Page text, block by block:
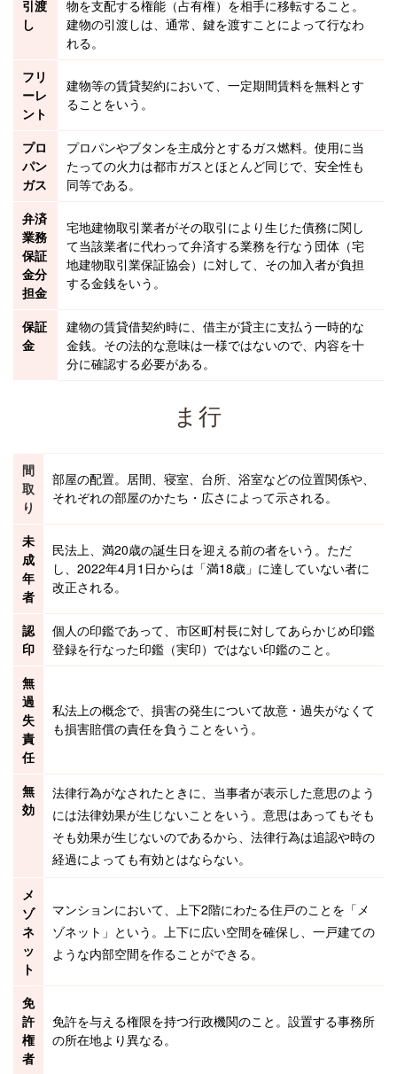
引渡
し
物を支配する権能（占有権）を相手に移転すること。
建物の引渡しは、通常、鍵を渡すことによって行なわ
れる。
フリ
ーレ
ント
建物等の賃貸契約において、一定期間賃料を無料とす
ることをいう。
プロ
パン
ガス
プロパンやブタンを主成分とするガス燃料。使用に当
たっての火力は都市ガスとほとんど同じで、安全性も
同等である。
弁済
業務
保証
金分
担金
宅地建物取引業者がその取引により生じた債務に関し
て当該業者に代わって弁済する業務を行なう団体（宅
地建物取引業保証協会）に対して、その加入者が負担
する金銭をいう。
保証
金
建物の賃貸借契約時に、借主が貸主に支払う一時的な
金銭。その法的な意味は一様ではないので、内容を十
分に確認する必要がある。
ま行
間
取
り
部屋の配置。居間、寝室、台所、浴室などの位置関係や、
それぞれの部屋のかたち・広さによって示される。
未
成
年
者
民法上、満20歳の誕生日を迎える前の者をいう。ただ
し、2022年4月1日からは「満18歳」に達していない者に
改正される。
認
印
個人の印鑑であって、市区町村長に対してあらかじめ印鑑
登録を行なった印鑑（実印）ではない印鑑のこと。
無
過
失
責
任
私法上の概念で、損害の発生について故意・過失がなくて
も損害賠償の責任を負うことをいう。
無
効
法律行為がなされたときに、当事者が表示した意思のよう
には法律効果が生じないことをいう。意思はあってもそも
そも効果が生じないのであるから、法律行為は追認や時の
経過によっても有効とはならない。
メ
ゾ
ネ
ッ
ト
マンションにおいて、上下2階にわたる住戸のことを「メ
ゾネット」という。上下に広い空間を確保し、一戸建ての
ような内部空間を作ることができる。
免
許
権
者
免許を与える権限を持つ行政機関のこと。設置する事務所
の所在地より異なる。